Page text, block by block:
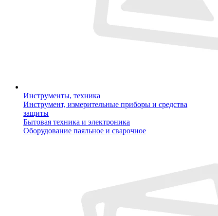
Инструменты, техника
Инструмент, измерительные приборы и средства
защиты
Бытовая техника и электроника
Оборудование паяльное и сварочное